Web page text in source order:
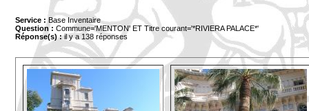
Service : Base Inventaire
Question : Commune='MENTON' ET Titre courant='*RIVIERA PALACE*'
Réponse(s) :il y a 138 réponses